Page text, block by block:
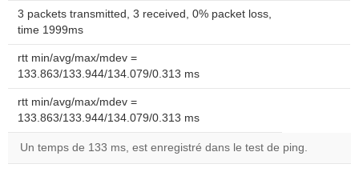
3 packets transmitted, 3 received, 0% packet loss,
time 1999ms
rtt min/avg/max/mdev =
133.863/133.944/134.079/0.313 ms
rtt min/avg/max/mdev =
133.863/133.944/134.079/0.313 ms
Un temps de 133 ms, est enregistré dans le test de ping.